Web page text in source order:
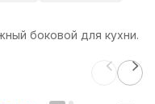
боковой для кухни.